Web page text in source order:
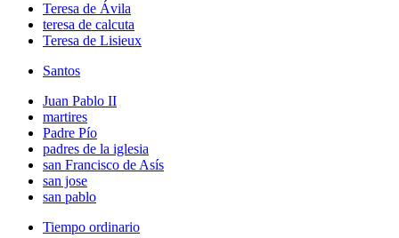
Teresa de Ávila
teresa de calcuta
Teresa de Lisieux
Santos
Juan Pablo II
martires
Padre Pío
padres de la iglesia
san Francisco de Asís
san jose
san pablo
Tiempo ordinario